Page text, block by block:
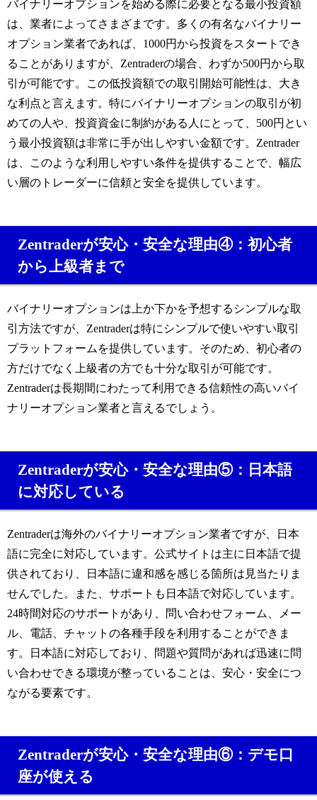
バイナリーオプションを始める際に必要となる最小投資額
は、業者によってさまざまです。多くの有名なバイナリー
オプション業者であれば、1000円から投資をスタートでき
ることがありますが、Zentraderの場合、わずか500円から取
引が可能です。この低投資額での取引開始可能性は、大き
な利点と言えます。特にバイナリーオプションの取引が初
めての人や、投資資金に制約がある人にとって、500円とい
う最小投資額は非常に手が出しやすい金額です。Zentrader
は、このような利用しやすい条件を提供することで、幅広
い層のトレーダーに信頼と安全を提供しています。
Zentraderが安心・安全な理由④：初心者
から上級者まで
バイナリーオプションは上か下かを予想するシンプルな取
引方法ですが、Zentraderは特にシンプルで使いやすい取引
プラットフォームを提供しています。そのため、初心者の
方だけでなく上級者の方でも十分な取引が可能です。
Zentraderは長期間にわたって利用できる信頼性の高いバイ
ナリーオプション業者と言えるでしょう。
Zentraderが安心・安全な理由⑤：日本語
に対応している
Zentraderは海外のバイナリーオプション業者ですが、日本
語に完全に対応しています。公式サイトは主に日本語で提
供されており、日本語に違和感を感じる箇所は見当たりま
せんでした。また、サポートも日本語で対応しています。
24時間対応のサポートがあり、問い合わせフォーム、メー
ル、電話、チャットの各種手段を利用することができま
す。日本語に対応しており、問題や質問があれば迅速に問
い合わせできる環境が整っていることは、安心・安全につ
ながる要素です。
Zentraderが安心・安全な理由⑥：デモ口
座が使える